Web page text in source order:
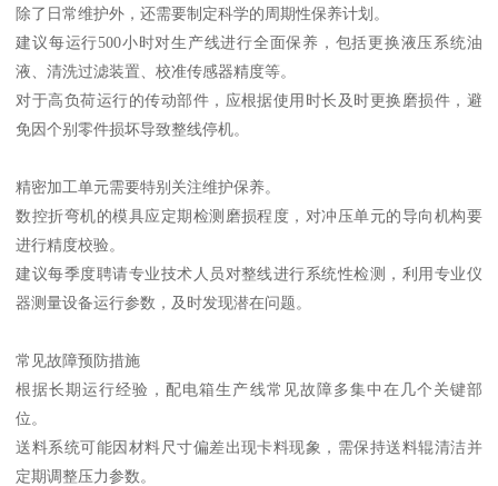
除了日常维护外，还需要制定科学的周期性保养计划。
建议每运行500小时对生产线进行全面保养，包括更换液压系统油
液、清洗过滤装置、校准传感器精度等。
对于高负荷运行的传动部件，应根据使用时长及时更换磨损件，避
免因个别零件损坏导致整线停机。
精密加工单元需要特别关注维护保养。
数控折弯机的模具应定期检测磨损程度，对冲压单元的导向机构要
进行精度校验。
建议每季度聘请专业技术人员对整线进行系统性检测，利用专业仪
器测量设备运行参数，及时发现潜在问题。
常见故障预防措施
根据长期运行经验，配电箱生产线常见故障多集中在几个关键部
位。
送料系统可能因材料尺寸偏差出现卡料现象，需保持送料辊清洁并
定期调整压力参数。